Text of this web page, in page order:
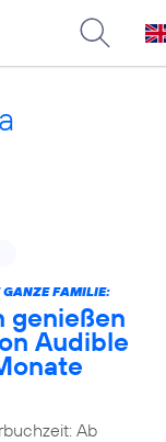
GANZE FAMILIE:
genießen
Audible
Ab